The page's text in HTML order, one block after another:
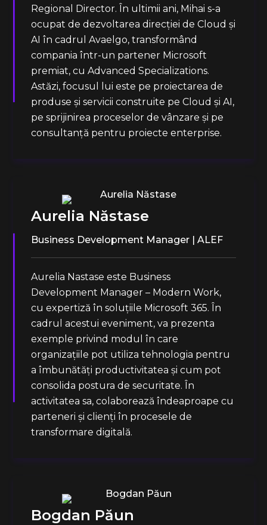
Regional Director. În ultimii ani, Mihai s-a
ocupat de dezvoltarea direcției de Cloud și
AI în cadrul Avaelgo, transformând
compania într-un partener Microsoft
premiat, cu Advanced Specializations.
Astăzi, focusul lui este pe proiectarea de
produse și servicii construite pe Cloud și AI,
pe sprijinirea proceselor de vânzare și pe
consultanță pentru proiecte enterprise.
Aurelia Năstase
Business Development Manager | ALEF
Aurelia Nastase este Business
Development Manager – Modern Work,
cu expertiză în soluțiile Microsoft 365. În
cadrul acestui eveniment, va prezenta
exemple privind modul în care
organizațiile pot utiliza tehnologia pentru
a îmbunătăți productivitatea și cum pot
consolida postura de securitate. În
activitatea sa, colaborează îndeaproape cu
parteneri și clienți în procesele de
transformare digitală.
Bogdan Păun